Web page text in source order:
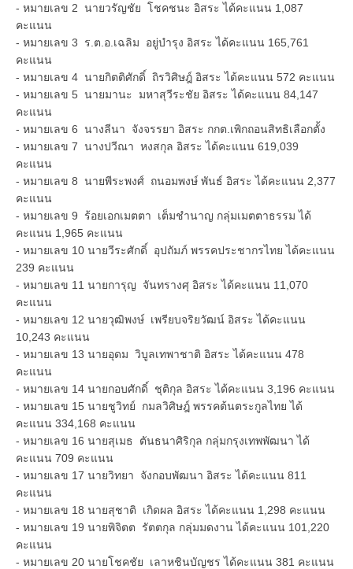
- หมายเลข 2 นายวรัญชัย โชคชนะ อิสระ ได้คะแนน 1,087
คะแนน
- หมายเลข 3 ร.ต.อ.เฉลิม อยู่บำรุง อิสระ ได้คะแนน 165,761
คะแนน
- หมายเลข 4 นายกิตติศักดิ์ ถิรวิศิษฎ์ อิสระ ได้คะแนน 572 คะแนน
- หมายเลข 5 นายมานะ มหาสุวีระชัย อิสระ ได้คะแนน 84,147
คะแนน
- หมายเลข 6 นางลีนา จังจรรยา อิสระ กกต.เพิกถอนสิทธิเลือกตั้ง
- หมายเลข 7 นางปวีณา หงสกุล อิสระ ได้คะแนน 619,039
คะแนน
- หมายเลข 8 นายพีระพงศ์ ถนอมพงษ์ พันธ์ อิสระ ได้คะแนน 2,377
คะแนน
- หมายเลข 9 ร้อยเอกเมตตา เต็มชำนาญ กลุ่มเมตตาธรรม ได้
คะแนน 1,965 คะแนน
- หมายเลข 10 นายวีระศักดิ์ อุปถัมภ์ พรรคประชากรไทย ได้คะแนน
239 คะแนน
- หมายเลข 11 นายการุญ จันทรางศุ อิสระ ได้คะแนน 11,070
คะแนน
- หมายเลข 12 นายวุฒิพงษ์ เพรียบจริยวัฒน์ อิสระ ได้คะแนน
10,243 คะแนน
- หมายเลข 13 นายอุดม วิบูลเทพาชาติ อิสระ ได้คะแนน 478
คะแนน
- หมายเลข 14 นายกอบศักดิ์ ชุติกุล อิสระ ได้คะแนน 3,196 คะแนน
- หมายเลข 15 นายชูวิทย์ กมลวิศิษฎ์ พรรคต้นตระกูลไทย ได้
คะแนน 334,168 คะแนน
- หมายเลข 16 นายสุเมธ ตันธนาศิริกุล กลุ่มกรุงเทพพัฒนา ได้
คะแนน 709 คะแนน
- หมายเลข 17 นายวิทยา จังกอบพัฒนา อิสระ ได้คะแนน 811
คะแนน
- หมายเลข 18 นายสุชาติ เกิดผล อิสระ ได้คะแนน 1,298 คะแนน
- หมายเลข 19 นายพิจิตต รัตตกุล กลุ่มมดงาน ได้คะแนน 101,220
คะแนน
- หมายเลข 20 นายโชคชัย เลาหชินบัญชร ได้คะแนน 381 คะแนน